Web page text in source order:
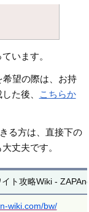
います。
望の際は、お持
た後、
こちらか
る方は、直接下の
丈夫です。
ト攻略Wiki -
wiki.com/bw/